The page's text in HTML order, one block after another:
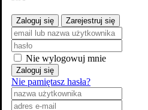
dodajzdjęcia
Zaloguj się Zarejestruj się
Nie wylogowuj mnie
Zaloguj się
Nie pamiętasz hasła?